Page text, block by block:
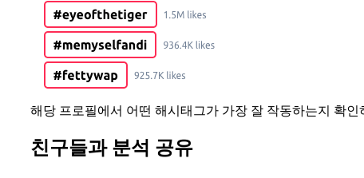
해당 프로필에서 어떤 해시태그가 가장 잘 작동하는지 확
친구들과 분석 공유